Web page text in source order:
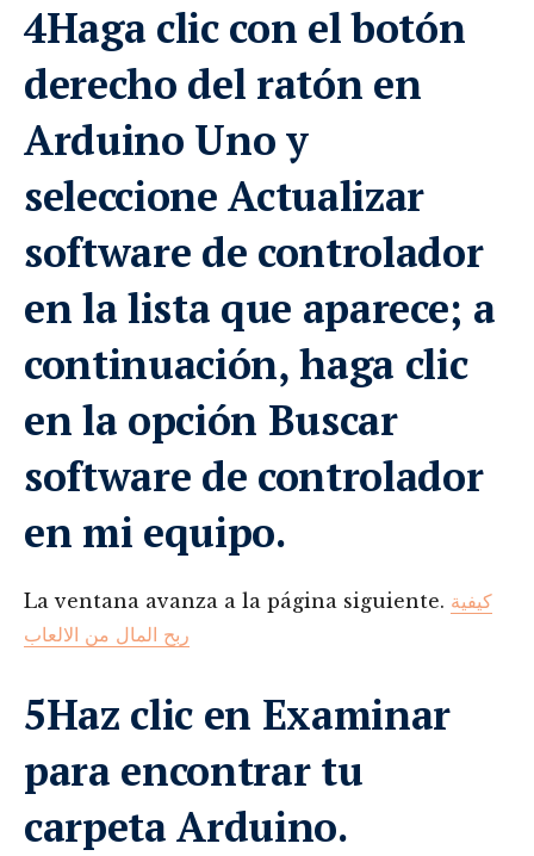
4Haga clic con el botón
derecho del ratón en
Arduino Uno y
seleccione Actualizar
software de controlador
en la lista que aparece; a
continuación, haga clic
en la opción Buscar
software de controlador
en mi equipo.
La ventana avanza a la página siguiente. كيفية
ربح المال من الالعاب
5Haz clic en Examinar
para encontrar tu
carpeta Arduino.